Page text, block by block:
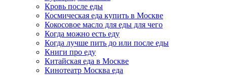
Кровь после еды
Космическая еда купить в Москве
Кокосовое масло для еды для чего
Когда можно есть еду
Когда лучше пить до или после еды
Книги про еду
Китайская еда в Москве
Кинотеатр Москва еда